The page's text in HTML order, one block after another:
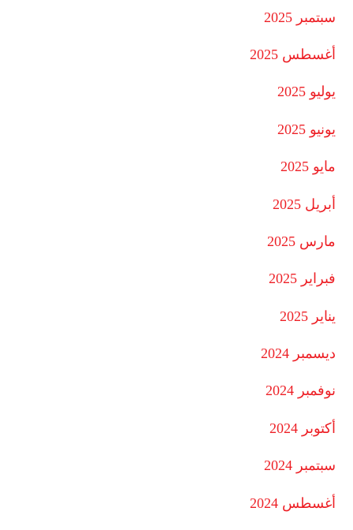
سبتمبر 2025
أغسطس 2025
يوليو 2025
يونيو 2025
مايو 2025
أبريل 2025
مارس 2025
فبراير 2025
يناير 2025
ديسمبر 2024
نوفمبر 2024
أكتوبر 2024
سبتمبر 2024
أغسطس 2024